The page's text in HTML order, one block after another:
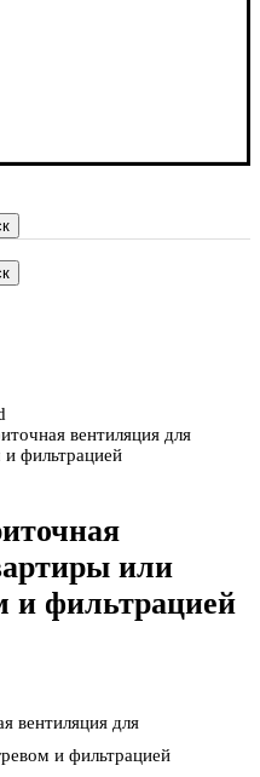
вентиляция для
фильтрацией
или
и фильтрацией